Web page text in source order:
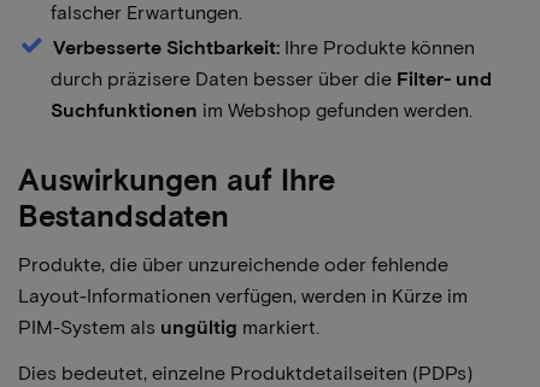
falscher Erwartungen.
Verbesserte Sichtbarkeit: Ihre Produkte können
durch präzisere Daten besser über die Filter- und
Suchfunktionen im Webshop gefunden werden.
Auswirkungen auf Ihre
Bestandsdaten
Produkte, die über unzureichende oder fehlende
Layout-Informationen verfügen, werden in Kürze im
PIM-System als ungültig markiert.
Dies bedeutet, einzelne Produktdetailseiten (PDPs)